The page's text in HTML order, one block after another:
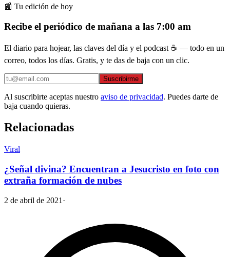
📰 Tu edición de hoy
Recibe el periódico de mañana a las 7:00 am
El diario para hojear, las claves del día y el podcast ☕ — todo en un
correo, todos los días. Gratis, y te das de baja con un clic.
Suscribirme
Al suscribirte aceptas nuestro aviso de privacidad. Puedes darte de
baja cuando quieras.
Relacionadas
Viral
¿Señal divina? Encuentran a Jesucristo en foto con
extraña formación de nubes
2 de abril de 2021 ·